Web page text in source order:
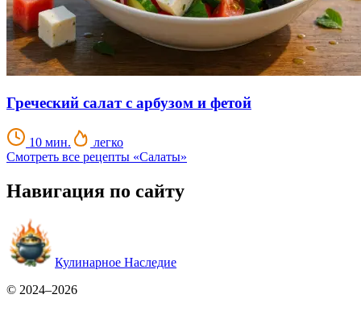
Греческий салат с арбузом и фетой
10 мин.
легко
Смотреть все рецепты «Салаты»
Навигация по сайту
Кулинарное Наследие
© 2024–2026